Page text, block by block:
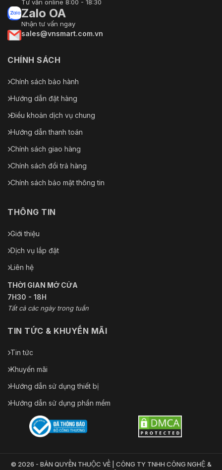
Tư vấn online 8:00 - 18:30
Zalo OA
Nhận tư vấn ngay
sales@vnsmart.com.vn
CHÍNH SÁCH
Chính sách bảo hành
Hướng dẫn đặt hàng
Điều khoản dịch vụ chung
Hướng dẫn thanh toán
Chính sách giao hàng
Chính sách đổi trả hàng
Chính sách bảo mật thông tin
THÔNG TIN
Giới thiệu
Dịch vụ lắp đặt
Liên hệ
THỜI GIAN MỞ CỬA
7H30 - 18H
Tất cả các ngày trong tuần
TIN TỨC & KHUYẾN MÃI
Tin tức
Khuyến mãi
Hướng dẫn sử dụng thiết bị
Hướng dẫn sử dụng phần mềm
© 2026 - BẢN QUYỀN THUỘC VỀ | CÔNG TY TNHH CÔNG NGHỆ &